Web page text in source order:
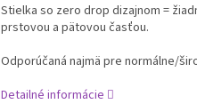
Stielka so zero drop dizajnom =
prstovou a pätovou časťou.
Odporúčaná najmä pre normálne/
Detailné informácie